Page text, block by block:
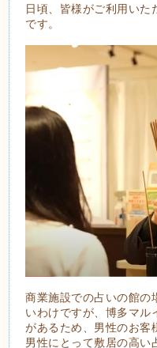
日頃、皆様がご利用いた
です。
商業施設での占いの館の
いわけですが、博多マル
があるため、男性のお客
男性にとって敷居の高い